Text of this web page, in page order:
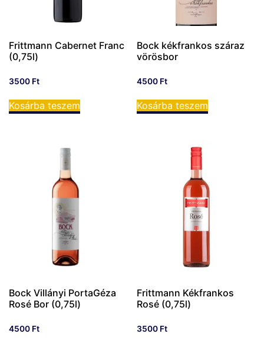
Frittmann Cabernet Franc
(0,75l)
3500 Ft
Kosárba teszem
Bock kékfrankos száraz
vörösbor
4500 Ft
Kosárba teszem
Bock Villányi PortaGéza
Rosé Bor (0,75l)
4500 Ft
Frittmann Kékfrankos
Rosé (0,75l)
3500 Ft